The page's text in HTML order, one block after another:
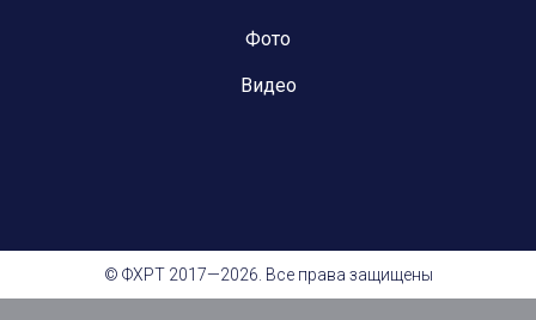
Фото
Видео
© ФХРТ 2017—2026. Все права защищены